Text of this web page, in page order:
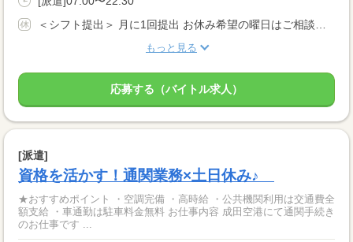
＜シフト提出＞ 月に1回提出 お休み希望の曜日はご相談ください ＜歓迎！＞ 土日祝、年末、お正月、お盆、ゴールデンウィークの連休や、 クリスマス、バレンタインなどイベント時に出勤可能な方大歓迎！
もっと見る
応募する（バイトル求人）
[派遣]
資格を活かす！通関業務×土日休み♪
★おすすめポイント ・空調完備 ・高時給 ・公共機関利用は交通費全
額支給 ・車通勤は駐車料金無料 お仕事内容 成田空港にて通関手続き
のお仕事です ...